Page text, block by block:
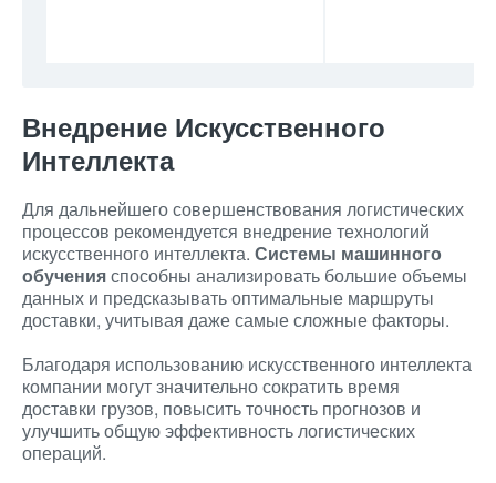
Внедрение Искусственного
Интеллекта
Для дальнейшего совершенствования логистических
процессов рекомендуется внедрение технологий
искусственного интеллекта. Системы машинного
обученияспособны анализировать большие объемы
данных и предсказывать оптимальные маршруты
доставки, учитывая даже самые сложные факторы.
Благодаря использованию искусственного интеллекта
компании могут значительно сократить время
доставки грузов, повысить точность прогнозов и
улучшить общую эффективность логистических
операций.